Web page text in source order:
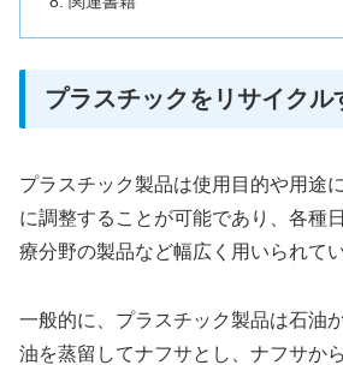
プラスチックをリサイクル
プラスチック製品は使用目的や用途
に調整することが可能であり、各種
療分野の製品など幅広く用いられてい
一般的に、プラスチック製品は石油
油を蒸留してナフサとし、ナフサか